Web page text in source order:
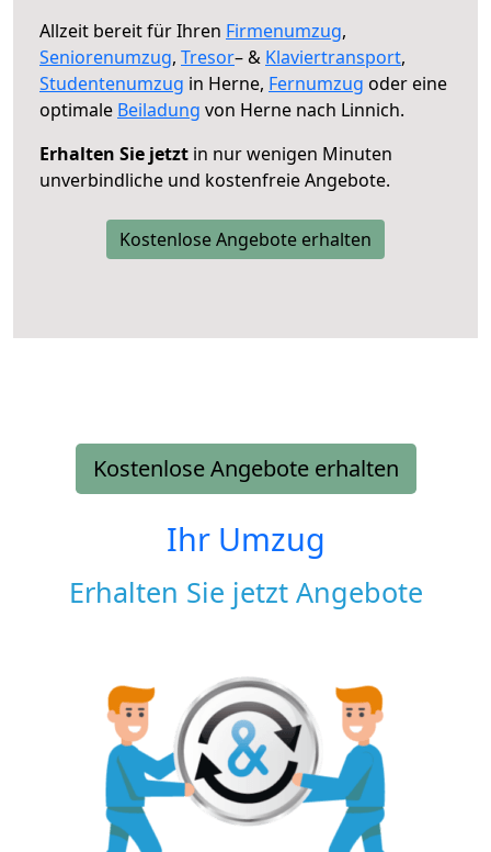
Allzeit bereit für Ihren Firmenumzug,
Seniorenumzug, Tresor– & Klaviertransport,
Studentenumzug in Herne, Fernumzug oder eine
optimale Beiladung von Herne nach Linnich.
Erhalten Sie jetzt in nur wenigen Minuten
unverbindliche und kostenfreie Angebote.
Kostenlose Angebote erhalten
Kostenlose Angebote erhalten
Ihr Umzug
Erhalten Sie jetzt Angebote